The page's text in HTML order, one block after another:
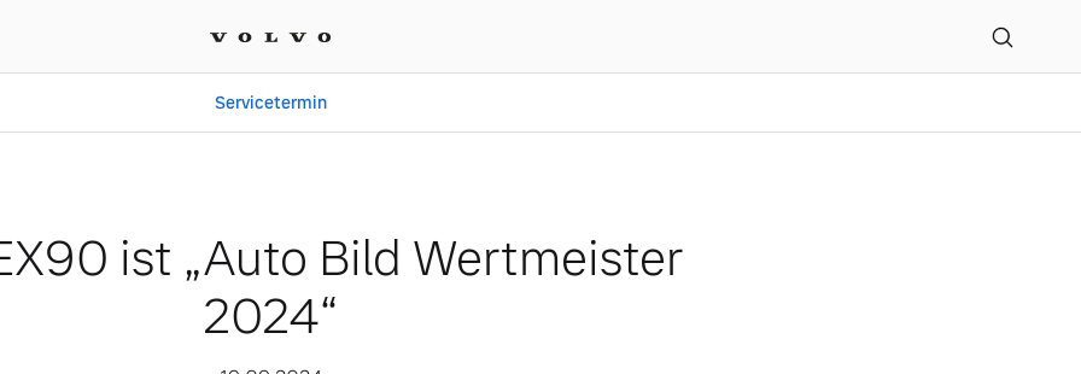
Servicetermin
ist „Auto Bild Wertmeister
2024“